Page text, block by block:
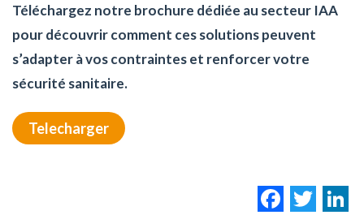
Téléchargez notre brochure dédiée au secteur IAA
pour découvrir comment ces solutions peuvent
s’adapter à vos contraintes et renforcer votre
sécurité sanitaire.
Telecharger